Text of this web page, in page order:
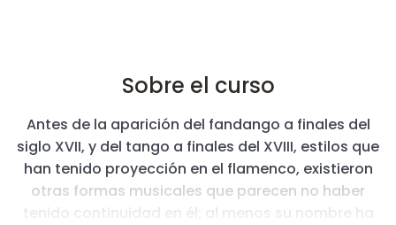
Sobre el curso
Antes de la aparición del fandango a finales del
siglo XVII, y del tango a finales del XVIII, estilos que
han tenido proyección en el flamenco, existieron
otras formas musicales que parecen no haber
tenido continuidad en él; al menos su nombre ha